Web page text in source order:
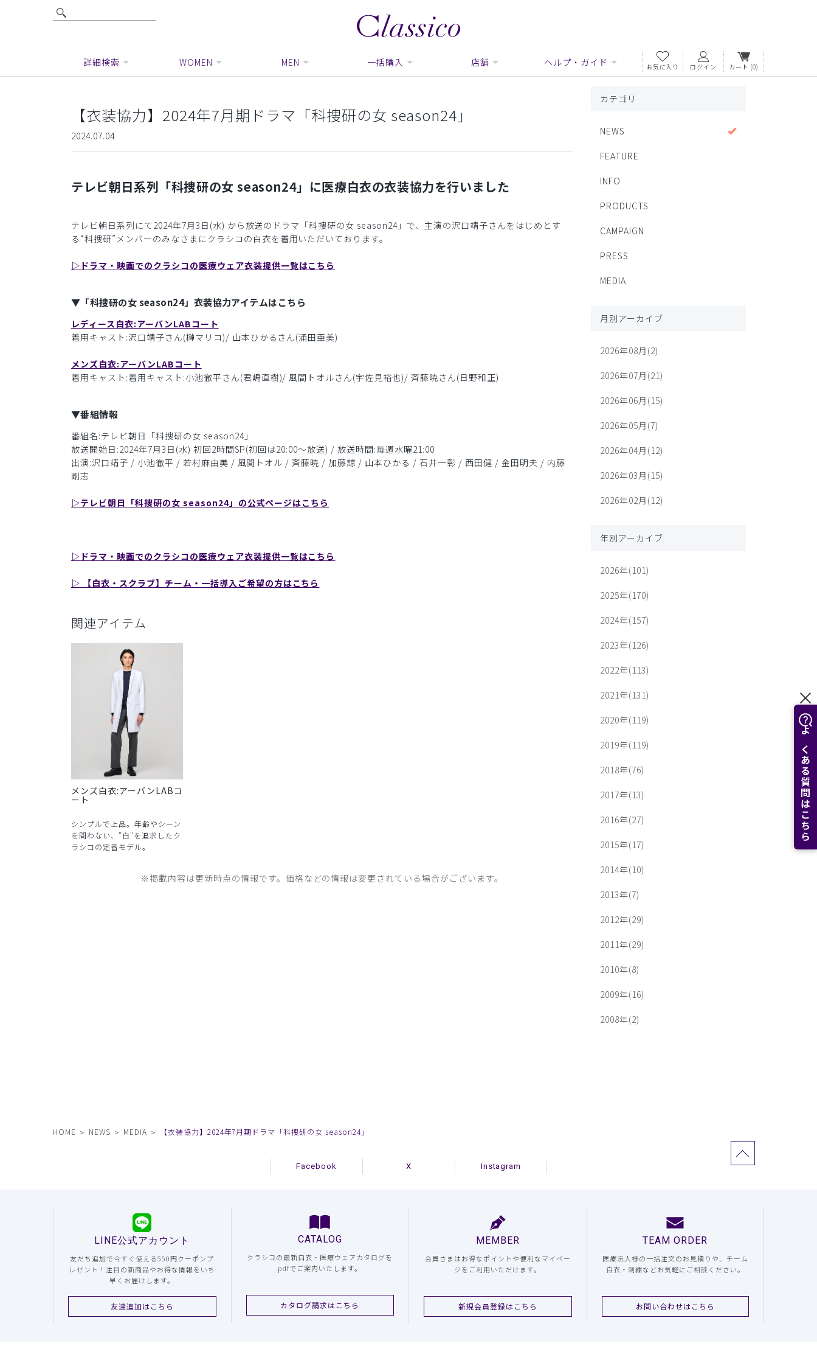
よくある質問はこちら
詳細検索 WOMEN MEN 一括購入 店舗 ヘルプ・ガイド お気に入り ログイン カート (0)
【衣装協力】2024年7月期ドラマ「科捜研の女 season24」
2024.07.04
テレビ朝日系列「科捜研の女 season24」に医療白衣の衣装協力を行いました
テレビ朝日系列にて2024年7月3日(水) から放送のドラマ「科捜研の女 season24」で、主演の沢口靖子さんをはじめとす
る“科捜研”メンバーのみなさまにクラシコの白衣を着用いただいております。
▷ドラマ・映画でのクラシコの医療ウェア衣装提供一覧はこちら
▼「科捜研の女 season24」衣装協力アイテムはこちら
レディース白衣:アーバンLABコート
着用キャスト:沢口靖子さん(榊マリコ)/ 山本ひかるさん(涌田亜美)
メンズ白衣:アーバンLABコート
着用キャスト:着用キャスト:小池徹平さん(君嶋直樹)/ 風間トオルさん(宇佐見裕也)/ 斉藤暁さん(日野和正)
▼番組情報
番組名:テレビ朝日「科捜研の女 season24」
放送開始日:2024年7月3日(水) 初回2時間SP(初回は20:00～放送) / 放送時間:毎週水曜21:00
出演:沢口靖子 / 小池徹平 / 若村麻由美 / 風間トオル / 斉藤暁 / 加藤諒 / 山本ひかる / 石井一彰 / 西田健 / 金田明夫 / 内藤
剛志
▷テレビ朝日「科捜研の女 season24」の公式ページはこちら
▷ドラマ・映画でのクラシコの医療ウェア衣装提供一覧はこちら
▷ 【白衣・スクラブ】チーム・一括導入ご希望の方はこちら
関連アイテム
メンズ白衣:アーバンLABコ
ート
シンプルで上品。年齢やシーン
を問わない、"白"を追求したク
ラシコの定番モデル。
※掲載内容は更新時点の情報です。価格などの情報は変更されている場合がございます。
カテゴリ
NEWS
FEATURE
INFO
PRODUCTS
CAMPAIGN
PRESS
MEDIA
月別アーカイブ
2026年08月(2)
2026年07月(21)
2026年06月(15)
2026年05月(7)
2026年04月(12)
2026年03月(15)
2026年02月(12)
年別アーカイブ
2026年(101)
2025年(170)
2024年(157)
2023年(126)
2022年(113)
2021年(131)
2020年(119)
2019年(119)
2018年(76)
2017年(13)
2016年(27)
2015年(17)
2014年(10)
2013年(7)
2012年(29)
2011年(29)
2010年(8)
2009年(16)
2008年(2)
HOME NEWS MEDIA 【衣装協力】2024年7月期ドラマ「科捜研の女 season24」
Facebook X Instagram
LINE公式アカウント
友だち追加で今すぐ使える550円クーポンプ
レゼント！注目の新商品やお得な情報をいち
早くお届けします。
友達追加はこちら
CATALOG
クラシコの最新白衣・医療ウェアカタログを
pdfでご案内いたします。
カタログ請求はこちら
MEMBER
会員さまはお得なポイントや便利なマイペー
ジをご利用いただけます。
新規会員登録はこちら
TEAM ORDER
医療法人様の一括注文のお見積りや、チーム
白衣・刺繍などお気軽にご相談ください。
お問い合わせはこちら